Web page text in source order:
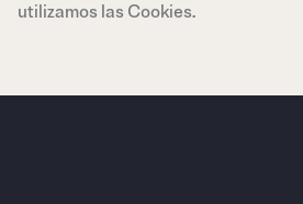
utilizamos las Cookies.